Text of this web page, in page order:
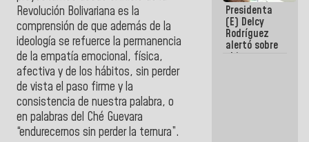
Revolución Bolivariana es la
comprensión de que además de la
ideología se refuerce la permanencia
de la empatía emocional, física,
afectiva y de los hábitos, sin perder
de vista el paso firme y la
consistencia de nuestra palabra, o
en palabras del Ché Guevara
“endurecernos sin perder la ternura”.
Eléctrica y
CORPOELEC
Presidenta
(E) Delcy
Rodríguez
alertó sobre
el impacto